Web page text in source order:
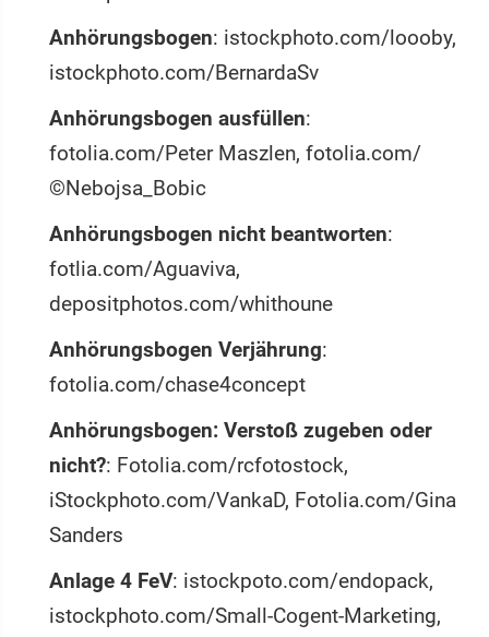
Anhörungsbogen: istockphoto.com/loooby,
istockphoto.com/BernardaSv
Anhörungsbogen ausfüllen:
fotolia.com/Peter Maszlen, fotolia.com/
©Nebojsa_Bobic
Anhörungsbogen nicht beantworten:
fotlia.com/Aguaviva,
depositphotos.com/whithoune
Anhörungsbogen Verjährung:
fotolia.com/chase4concept
Anhörungsbogen: Verstoß zugeben oder
nicht?: Fotolia.com/rcfotostock,
iStockphoto.com/VankaD, Fotolia.com/Gina
Sanders
Anlage 4 FeV: istockpoto.com/endopack,
istockphoto.com/Small-Cogent-Marketing,